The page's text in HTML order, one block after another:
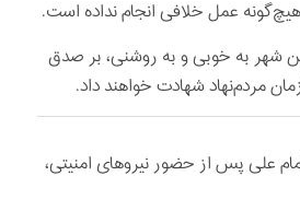
هیچ‌گونه عمل خلافی انجام نداده است‌.
شهر به خوبی و به روشنی، بر صدق
مردم‌نهاد شهادت خواهند داد.
علی پس از حضور نیروهای امنیتی،